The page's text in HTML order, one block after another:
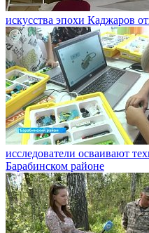
искусства эпохи Каджаров
исследователи осваивают
Барабинском районе